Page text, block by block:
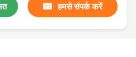
हमसे संपर्क करें